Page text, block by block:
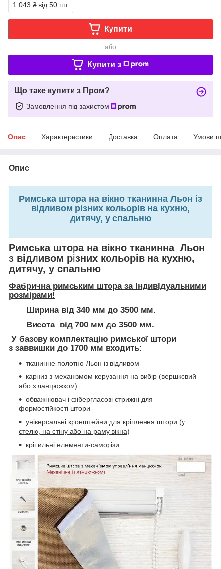
1 043 ₴ від 50 шт.
Купити
або
Купити з
Що таке купити з Пром?
Замовлення під захистом
Опис Характеристики Доставка Оплата Умови
Опис
Римська штора на вікно тканинна Льон із
відливом різних кольорів на кухню,
дитячу, у спальню
Римська штора на вікно тканинна Льон
з відливом різних кольорів на кухню,
дитячу, у спальню
Фабрична римським штора за індивідуальними
розмірами!
Ширина від 340 мм до 3500 мм.
Висота від 700 мм до 3500 мм.
У базову комплектацію римської штори
з заввишки до 1700 мм входить:
тканинне полотно Льон із відливом
карниз з механізмом керування на вибір (вершковий
або з ланцюжком)
обважнювач і фібергласові стрижні для
формостійкості штори
універсальні кронштейни для кріплення штори (у
стелю, на стіну або на раму вікна)
кріпильні елементи-саморізи